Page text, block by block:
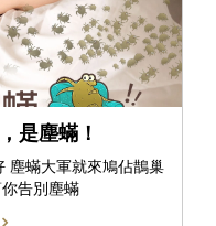
是塵蟎！
塵蟎大軍就來鳩佔鵲巢
告別塵蟎